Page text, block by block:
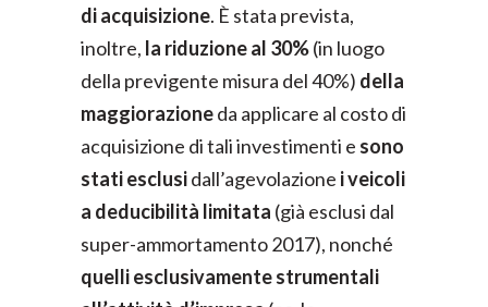
di acquisizione. È stata prevista,
inoltre, la riduzione al 30%(in luogo
della previgente misura del 40%) della
maggiorazioneda applicare al costo di
acquisizione di tali investimenti e sono
stati esclusidall’agevolazione i veicoli
a deducibilità limitata (già esclusi dal
super-ammortamento 2017), nonché
quelli esclusivamente strumentali